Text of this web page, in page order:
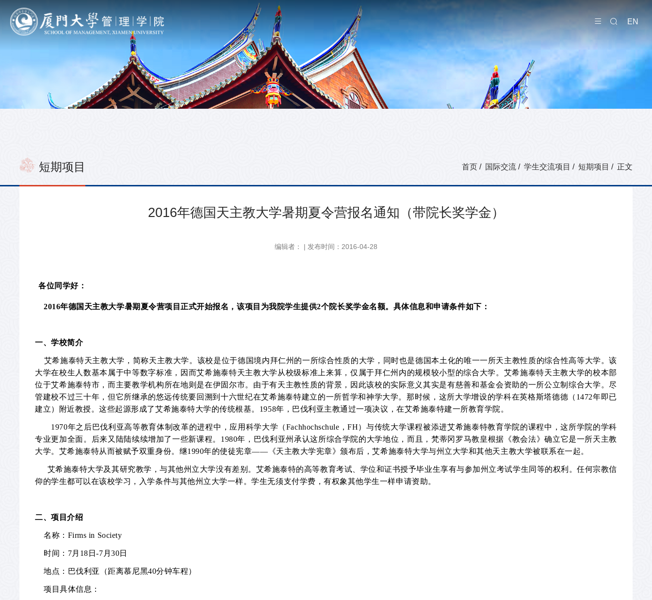
EN
短期项目 首页 / 国际交流 / 学生交流项目 / 短期项目 / 正文
2016年德国天主教大学暑期夏令营报名通知（带院长奖学金）
编辑者： | 发布时间：2016-04-28
各位同学好：
2016年德国天主教大学暑期夏令营项目正式开始报名，该项目为我院学生提供2个院长奖学金名额。具体信息和申请条件如下：
一、学校简介
艾希施泰特天主教大学，简称天主教大学。该校是位于德国境内拜仁州的一所综合性质的大学，同时也是德国本土化的唯一一所天主教性质的综合性高等大学。该
大学在校生人数基本属于中等数字标准，因而艾希施泰特天主教大学从校级标准上来算，仅属于拜仁州内的规模较小型的综合大学。艾希施泰特天主教大学的校本部
位于艾希施泰特市，而主要教学机构所在地则是在伊固尔市。由于有天主教性质的背景，因此该校的实际意义其实是有慈善和基金会资助的一所公立制综合大学。尽
管建校不过三十年，但它所继承的悠远传统要回溯到十六世纪在艾希施泰特建立的一所哲学和神学大学。那时候，这所大学增设的学科在英格斯塔德德（ 1472年即已
建立）附近教授。这些起源形成了艾希施泰特大学的传统根基。 1958年，巴伐利亚主教通过一项决议，在艾希施泰特建一所教育学院。
1970年之后巴伐利亚高等教育体制改革的进程中，应用科学大学（Fachhochschule ，FH）与传统大学课程被添进艾希施泰特教育学院的课程中，这所学院的学科
专业更加全面。后来又陆陆续续增加了一些新课程。 1980年，巴伐利亚州承认这所综合学院的大学地位，而且，梵蒂冈罗马教皇根据《教会法》确立它是一所天主教
大学。艾希施泰特从而被赋予双重身份。继1990年的使徒宪章——《天主教大学宪章》颁布后，艾希施泰特大学与州立大学和其他天主教大学被联系在一起。
艾希施泰特大学及其研究教学，与其他州立大学没有差别。艾希施泰特的高等教育考试、学位和证书授予毕业生享有与参加州立考试学生同等的权利。任何宗教信
仰的学生都可以在该校学习，入学条件与其他州立大学一样。学生无须支付学费，有权象其他学生一样申请资助。
二、项目介绍
名称： Firms in Society
时间： 7月 18 日-7 月30日
地点：巴伐利亚（距离慕尼黑40分钟车程）
项目具体信息：